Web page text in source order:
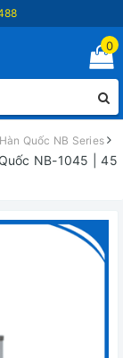
0
Quốc NB Series
NB-1045 | 45